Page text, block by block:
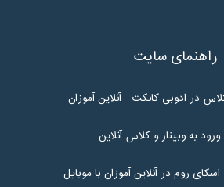
راهنمای سایت
در ادوبی کانکت - آنلاین آموزان
به وبینار و کلاس آنلاین
روم در آنلاین آموزان با موبایل